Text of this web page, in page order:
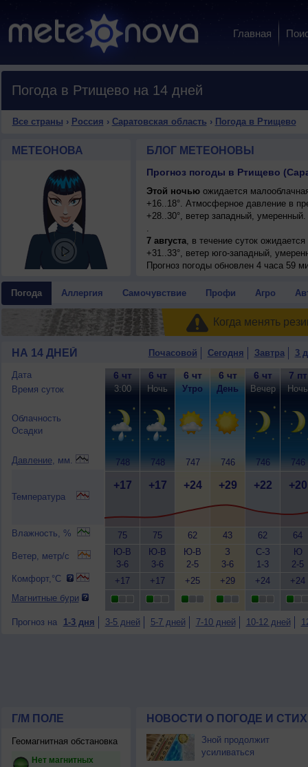
Главная
Погода в Ртищево на 14 дней
Все страны › Россия › Саратовская область › Погода в Ртищево
МЕТЕОНОВА БЛОГ МЕТЕОНОВЫ
Прогноз погоды в Ртищево
Этой ночьюожидается
+16..18°. Атмосферное давление в
+28..30°, ветер западный,
.
7 августа, в течение суток
+31..33°, ветер юго-западный,
Прогноз погоды обновлен 4 часа 59
Погода Аллергия Самочувствие Профи Агро
Когда менять
НА 14 ДНЕЙ Почасовой Сегодня Завтра 3
Дата
Время суток
Облачность
Осадки
Давление, мм.
Температура
Влажность, %
Ветер, метр/с
Комфорт,°C
Магнитные бури
6 чт
3:00
748
+17
75
Ю-В
3-6
+17
6 чт
Ночь
748
+17
75
Ю-В
3-6
+17
6 чт
Утро
747
+24
62
Ю-В
2-5
+25
6 чт
День
746
+29
43
З
3-6
+29
6 чт
Вечер
746
+22
62
С-З
1-3
+24
7 пт
Ночь
746
+20
64
Ю
2-5
+24
Прогноз на 1-3 дня 3-5 дней 5-7 дней 7-10 дней 10-12 дней
Г/М ПОЛЕ
Геомагнитная обстановка
Нет магнитных
НОВОСТИ О ПОГОДЕ И
Зной продолжит
усиливаться